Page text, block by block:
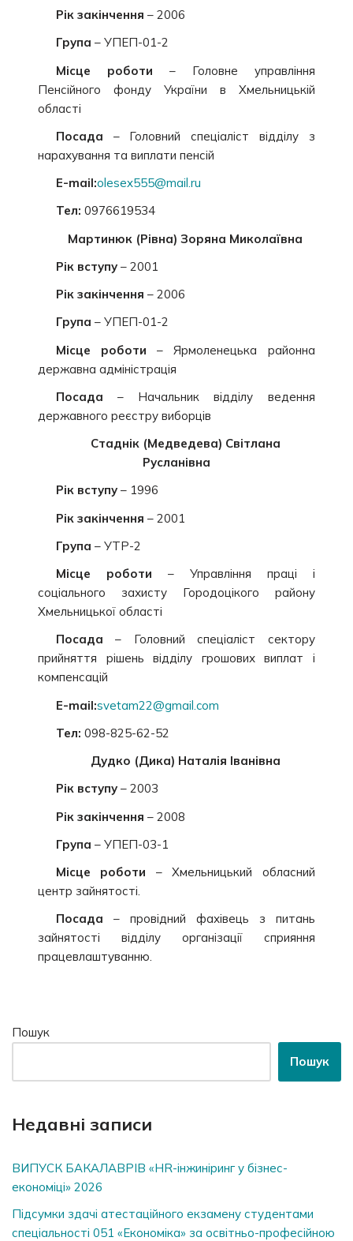
Рік закінчення – 2006
Група – УПЕП-01-2
Місце роботи – Головне управління
Пенсійного фонду України в Хмельницькій
області
Посада – Головний спеціаліст відділу з
нарахування та виплати пенсій
E-mail:olesex555@mail.ru
Тел: 0976619534
Мартинюк (Рівна) Зоряна Миколаївна
Рік вступу– 2001
Рік закінчення – 2006
Група – УПЕП-01-2
Місце роботи – Ярмоленецька районна
державна адміністрація
Посада– Начальник відділу ведення
державного реєстру виборців
Стаднік (Медведева) Світлана
Русланівна
Рік вступу – 1996
Рік закінчення – 2001
Група – УТР-2
Місце роботи – Управління праці і
соціального захисту Городоцікого району
Хмельницької області
Посада – Головний спеціаліст сектору
прийняття рішень відділу грошових виплат і
компенсацій
E-mail:svetam22@gmail.com
Тел: 098-825-62-52
Дудко (Дика) Наталія Іванівна
Рік вступу– 2003
Рік закінчення – 2008
Група – УПЕП-03-1
Місце роботи – Хмельницький обласний
центр зайнятості.
Посада – провідний фахівець з питань
зайнятості відділу організації сприяння
працевлаштуванню.
Пошук
Пошук
Недавні записи
ВИПУСК БАКАЛАВРІВ «HR-інжиніринг у бізнес-
економіці» 2026
Підсумки здачі атестаційного екзамену студентами
спеціальності 051 «Економіка» за освітньо-професійною